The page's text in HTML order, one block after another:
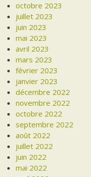
octobre 2023
juillet 2023
juin 2023
mai 2023
avril 2023
mars 2023
février 2023
janvier 2023
décembre 2022
novembre 2022
octobre 2022
septembre 2022
août 2022
juillet 2022
juin 2022
mai 2022